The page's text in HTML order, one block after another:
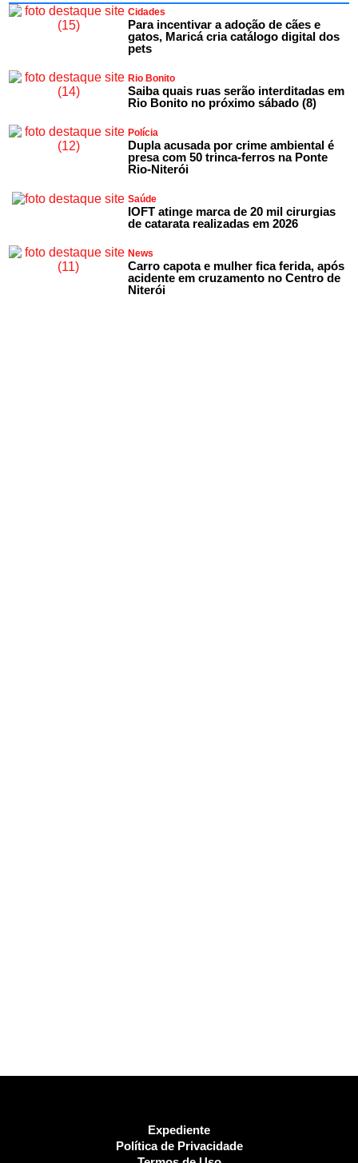
Cidades
Para incentivar a adoção de cães e
gatos, Maricá cria catálogo digital dos
pets
Rio Bonito
Saiba quais ruas serão interditadas em
Rio Bonito no próximo sábado (8)
Polícia
Dupla acusada por crime ambiental é
presa com 50 trinca-ferros na Ponte
Rio-Niterói
Saúde
IOFT atinge marca de 20 mil cirurgias
de catarata realizadas em 2026
News
Carro capota e mulher fica ferida, após
acidente em cruzamento no Centro de
Niterói
Expediente
Política de Privacidade